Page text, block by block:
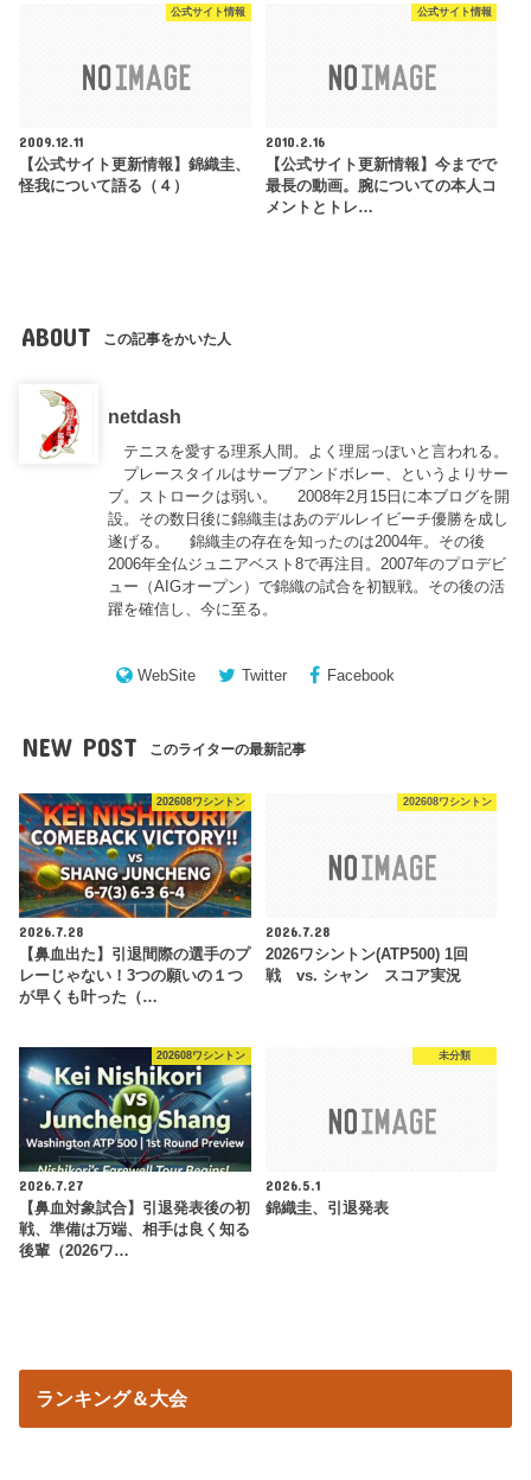
公式サイト情報
2009.12.11
【公式サイト更新情報】錦織圭、
怪我について語る（４）
公式サイト情報
2010.2.16
【公式サイト更新情報】今までで
最長の動画。腕についての本人コ
メントとトレ…
ABOUT この記事をかいた人
netdash
テニスを愛する理系人間。よく理屈っぽいと言われる。
プレースタイルはサーブアンドボレー、というよりサー
ブ。ストロークは弱い。 2008年2月15日に本ブログを開
設。その数日後に錦織圭はあのデルレイビーチ優勝を成し
遂げる。 錦織圭の存在を知ったのは2004年。その後
2006年全仏ジュニアベスト8で再注目。2007年のプロデビ
ュー（AIGオープン）で錦織の試合を初観戦。その後の活
躍を確信し、今に至る。
WebSite Twitter Facebook
NEW POST このライターの最新記事
202608ワシントン
2026.7.28
【鼻血出た】引退間際の選手のプ
レーじゃない！3つの願いの１つ
が早くも叶った（…
202608ワシントン
2026.7.28
2026ワシントン(ATP500) 1回
戦 vs. シャン スコア実況
202608ワシントン
2026.7.27
【鼻血対象試合】引退発表後の初
戦、準備は万端、相手は良く知る
後輩（2026ワ…
未分類
2026.5.1
錦織圭、引退発表
ランキング＆大会